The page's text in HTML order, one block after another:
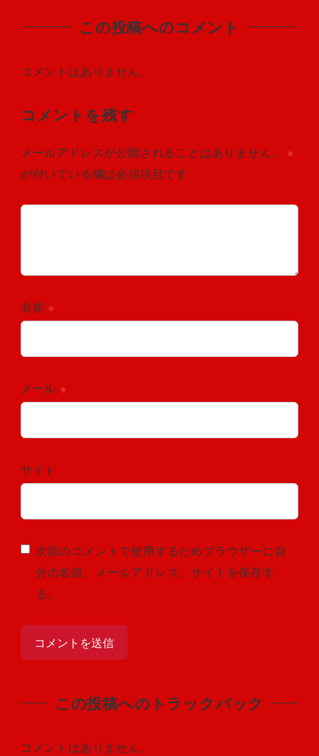
この投稿へのコメント
コメントはありません。
コメントを残す
メールアドレスが公開されることはありません。
※
が付いている欄は必須項目です
名前 ※
メール ※
サイト
次回のコメントで使用するためブラウザーに自
分の名前、メールアドレス、サイトを保存す
る。
この投稿へのトラックバック
コメントはありません。